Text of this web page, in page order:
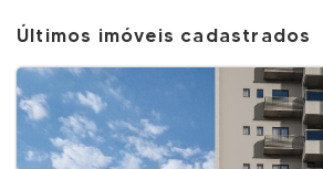
Últimos imóveis cadastrados